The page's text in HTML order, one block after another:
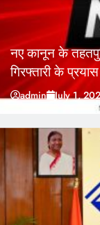
नए कानून के
गिरफ्तारी के
admin July 1,